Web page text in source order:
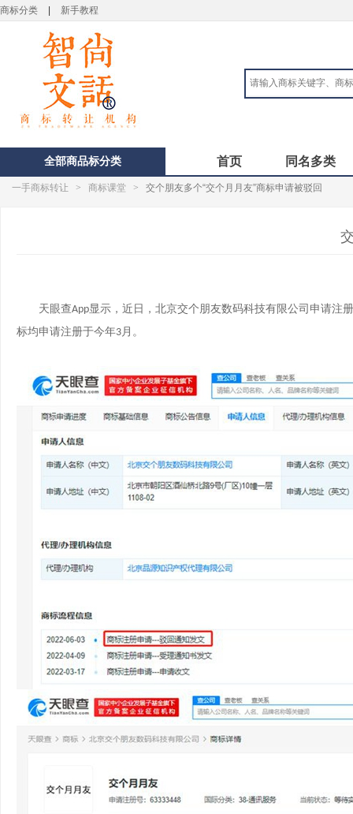
商标分类 新手教程
全部商品标分类 首页 同名多类
一手商标转让 > 商标课堂 > 交个朋友多个“交个月月友”商标申请被驳回
天眼查App显示，近日，北京交个朋友数码科技有限公司申请注
标均申请注册于今年3月。